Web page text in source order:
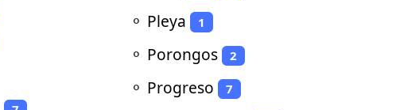
⚬ Pleya 1
⚬ Porongos 2
⚬ Progreso 7